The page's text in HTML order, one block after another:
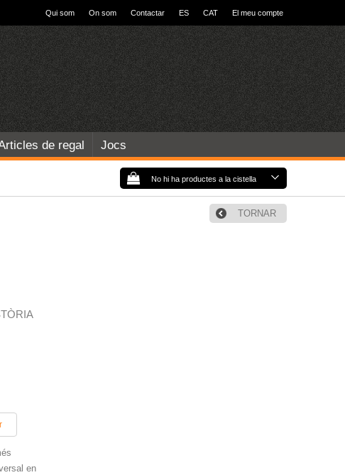
Qui som On som Contactar ES CAT El meu compte
de regal Jocs
No hi ha productes a la cistella
TORNAR
en